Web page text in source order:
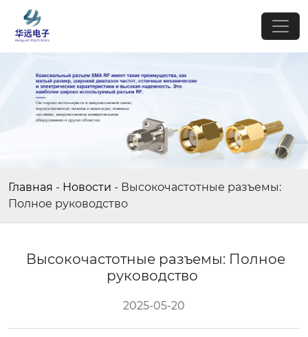
Главная - Новости - Высокочастотные разъемы:
Полное руководство
Высокочастотные разъемы: Полное
руководство
2025-05-20